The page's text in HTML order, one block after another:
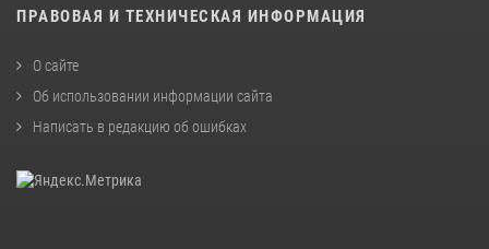
ПРАВОВАЯ И ТЕХНИЧЕСКАЯ ИНФОРМАЦИЯ
О сайте
Об использовании информации сайта
Написать в редакцию об ошибках